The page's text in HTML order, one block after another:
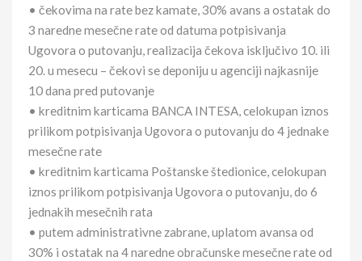
• čekovima na rate bez kamate, 30% avans a ostatak do
3 naredne mesečne rate od datuma potpisivanja
Ugovora o putovanju, realizacija čekova isključivo 10. ili
20. u mesecu – čekovi se deponiju u agenciji najkasnije
10 dana pred putovanje
• kreditnim karticama BANCA INTESA, celokupan iznos
prilikom potpisivanja Ugovora o putovanju do 4 jednake
mesečne rate
• kreditnim karticama Poštanske štedionice, celokupan
iznos prilikom potpisivanja Ugovora o putovanju, do 6
jednakih mesečnih rata
• putem administrativne zabrane, uplatom avansa od
30% i ostatak na 4 naredne obračunske mesečne rate od